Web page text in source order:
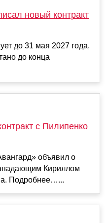
новый контракт
до 31 мая 2027 года,
до конца
с Пилипенко
объявил о
Кириллом
Подробнее…...